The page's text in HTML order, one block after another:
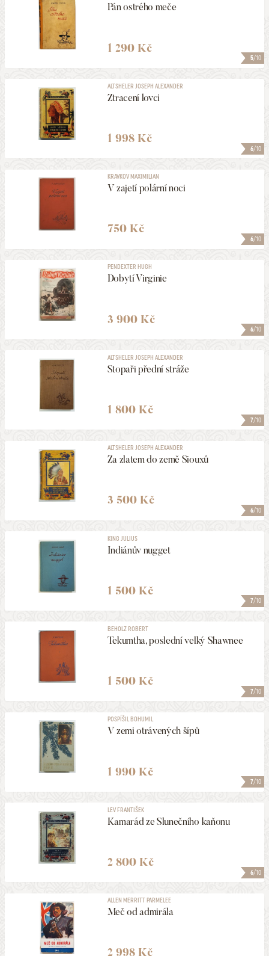
5/10
Pán ostrého meče
1 290 Kč
6/10
ALTSHELER JOSEPH ALEXANDER
Ztracení lovci
1 998 Kč
6/10
KRAVKOV MAXIMILIAN
V zajetí polární noci
750 Kč
6/10
PENDEXTER HUGH
Dobytí Virginie
3 900 Kč
7/10
ALTSHELER JOSEPH ALEXANDER
Stopaři přední stráže
1 800 Kč
6/10
ALTSHELER JOSEPH ALEXANDER
Za zlatem do země Siouxů
3 500 Kč
7/10
KING JULIUS
Indiánův nugget
1 500 Kč
7/10
BEHOLZ ROBERT
Tekumtha, poslední velký Shawnee
1 500 Kč
7/10
POSPÍŠIL BOHUMIL
V zemi otrávených šípů
1 990 Kč
6/10
LEV FRANTIŠEK
Kamarád ze Slunečního kaňonu
2 800 Kč
ALLEN MERRITT PARMELEE
Meč od admirála
2 998 Kč